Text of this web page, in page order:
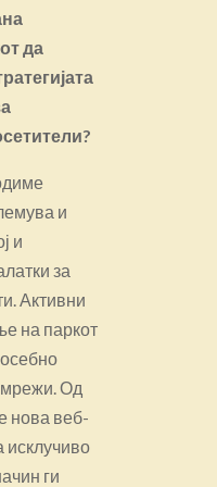
да
и
и
за
Активни
на паркот
мрежи. Од
нова веб-
исклучиво
ги